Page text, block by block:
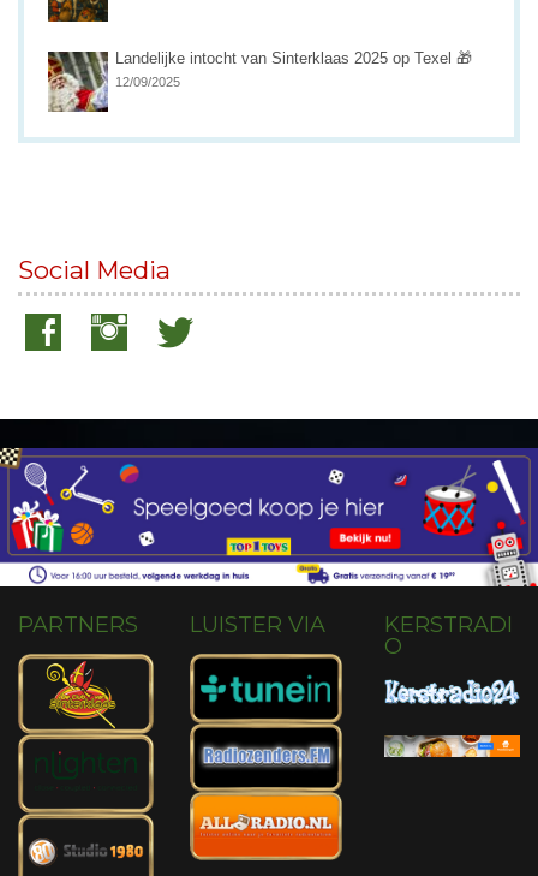
Landelijke intocht van Sinterklaas 2025 op Texel 🎁
12/09/2025
Social Media
PARTNERS LUISTER VIA
KERSTRADI
O